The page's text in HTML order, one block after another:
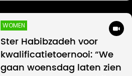
WOMEN
Ster Habibzadeh voor
kwalificatietoernooi: “We
gaan woensdag laten zien